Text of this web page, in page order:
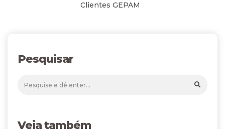
Clientes GEPAM
Pesquisar
Veja também